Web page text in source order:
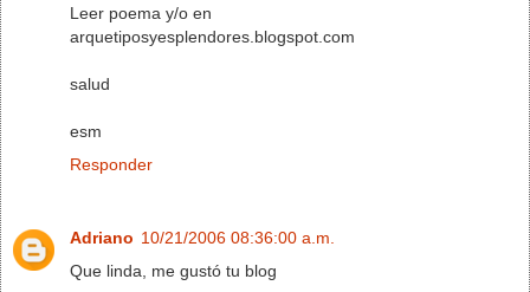
Leer poema y/o en
arquetiposyesplendores.blogspot.com
salud
esm
Responder
Adriano 10/21/2006 08:36:00 a.m.
Que linda, me gustó tu blog